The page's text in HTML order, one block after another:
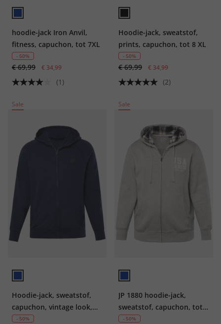
hoodie-jack Iron Anvil,
fitness, capuchon, tot 7XL
- 50%
€ 69,99 € 34,99
(1)
Hoodie-jack, sweatstof,
prints, capuchon, tot 8 XL
- 50%
€ 69,99 € 34,99
(2)
Sale
Hoodie-jack, sweatstof,
capuchon, vintage look,
tot 7XL
- 50%
Sale
JP 1880 hoodie-jack,
sweatstof, capuchon, tot 8
XL- 50%